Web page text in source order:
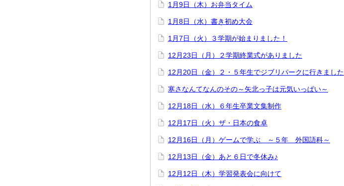
1月9日（木）お弁当タイム
1月8日（水）書き初め大会
1月7日（火）３学期が始まりました！
12月23日（月）２学期終業式がありました
12月20日（金）２・５年生でジブリパークに行きました
寒さなんてなんのその～矢北っ子は元気いっぱい～
12月18日（水）６年生卒業文集制作
12月17日（火）ザ・日本の食卓
12月16日（月）ゲームで学ぶ ～５年 外国語科～
12月13日（金）あと６日で冬休み♪
12月12日（木）学習発表会に向けて